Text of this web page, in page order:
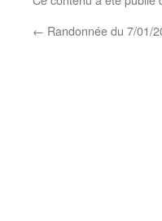
← Randonnée du 7/01/